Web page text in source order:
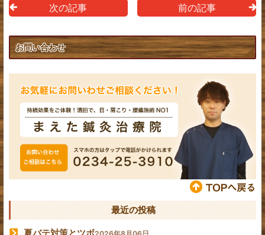
前の記事
次の記事
お問い合わせ
最近の投稿